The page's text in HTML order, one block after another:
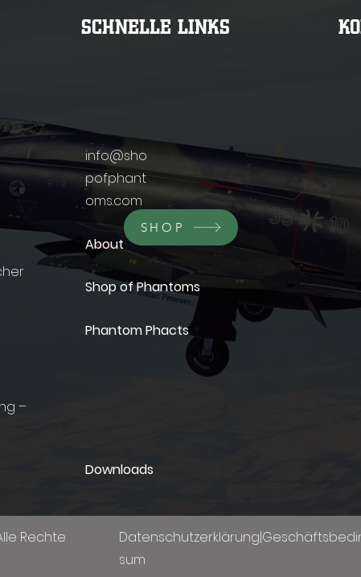
SCHNELLE LINKS
info@sho
pofphant
oms.com
–
About
Shop of Phantoms
Phantom Phacts
Downloads
SHOP
Rechte
Datenschutzerklärung|
sum